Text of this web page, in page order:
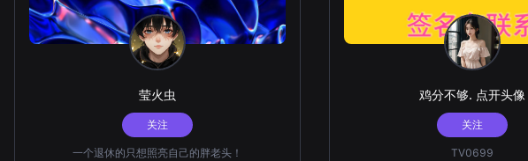
莹火虫
关注
一个退休的只想照亮自己的胖老头！
鸡分不够. 点开头像
关注
TV0699